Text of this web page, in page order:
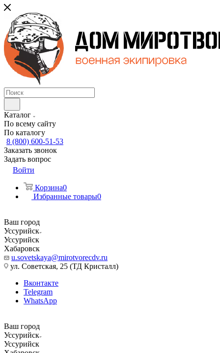
Каталог
По всему сайту
По каталогу
8 (800) 600-51-53
Заказать звонок
Задать вопрос
Войти
Корзина0
Избранные товары0
Ваш город
Уссурийск
Уссурийск
Хабаровск
u.sovetskaya@mirotvorecdv.ru
ул. Советская, 25 (ТД Кристалл)
Вконтакте
Telegram
WhatsApp
Ваш город
Уссурийск
Уссурийск